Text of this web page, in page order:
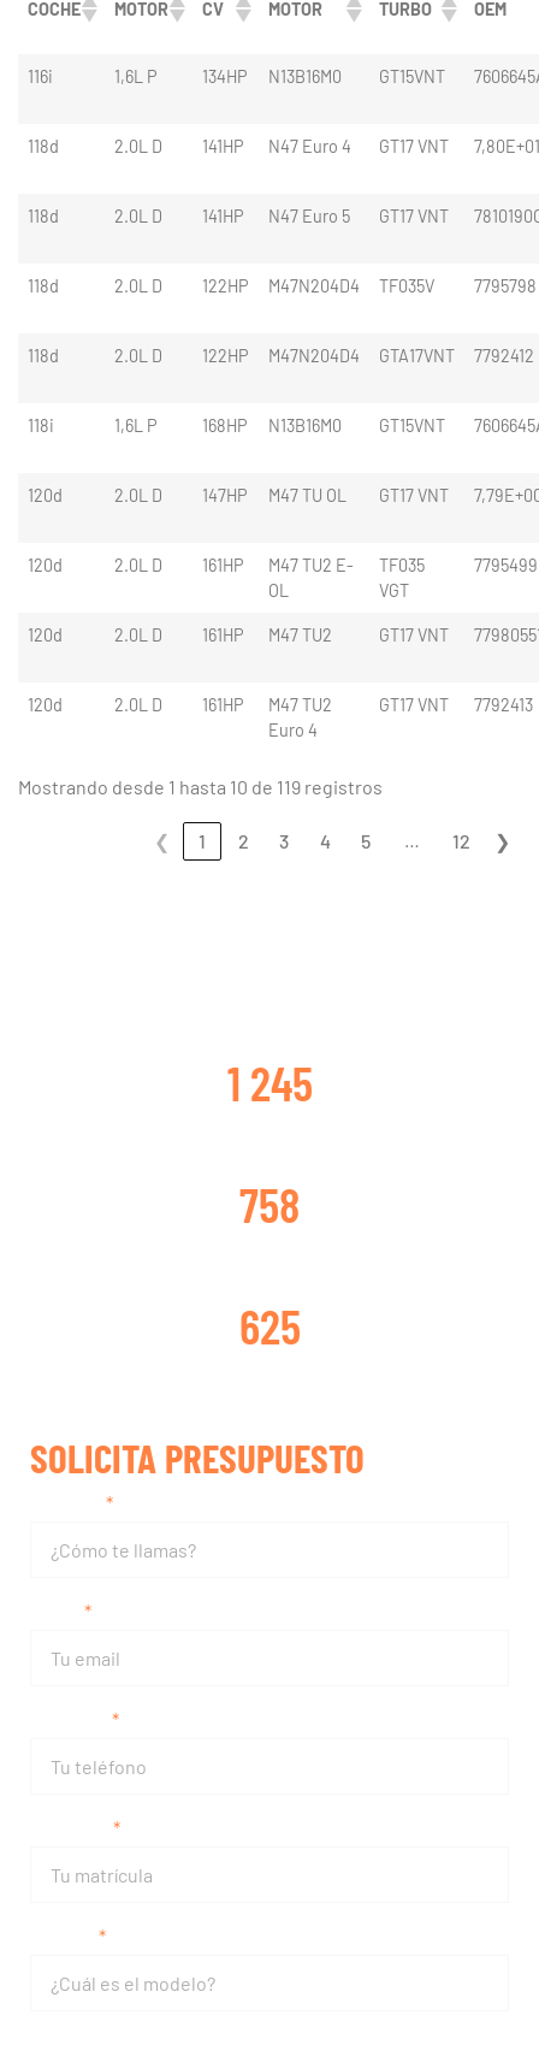
COCHE MOTOR CV MOTOR TURBO OEM
116i 1,6L P 134HP N13B16M0 GT15VNT
118d 2.0L D 141HP N47 Euro 4 GT17 VNT
118d 2.0L D 141HP N47 Euro 5 GT17 VNT
118d 2.0L D 122HP M47N204D4 TF035V 7795798
118d 2.0L D 122HP M47N204D4 GTA17VNT 7792412
118i 1,6L P 168HP N13B16M0 GT15VNT
120d 2.0L D 147HP M47 TU OL GT17 VNT
120d 2.0L D 161HP
M47 TU2 E-
OL
TF035
VGT
120d 2.0L D 161HP M47 TU2 GT17 VNT
120d 2.0L D 161HP
M47 TU2
Euro 4
GT17 VNT 7792413
Mostrando desde 1 hasta 10 de 119 registros
❮ 1 2 3 4 5 12 ❯
SOLICITA PRESUPUESTO
1 245
758
625